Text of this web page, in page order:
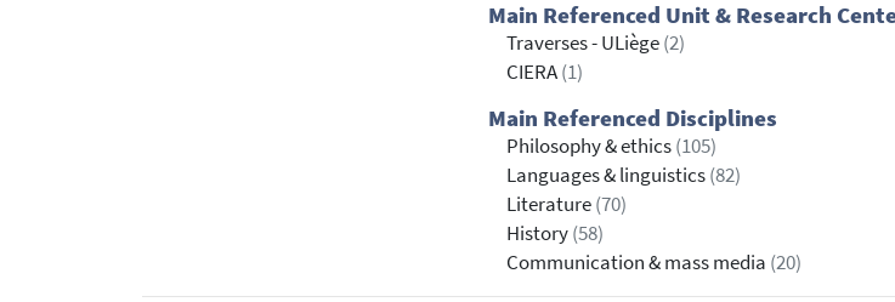
Main Referenced Unit & Research
Traverses - ULiège(2)
CIERA(1)
Main Referenced Disciplines
Philosophy & ethics(105)
Languages & linguistics(82)
Literature(70)
History(58)
Communication & mass media (20)